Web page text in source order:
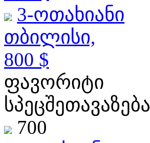
3-ოთახიანი
თბილისი,
800 $
ფავორიტი
სპეცშეთავაზება
700